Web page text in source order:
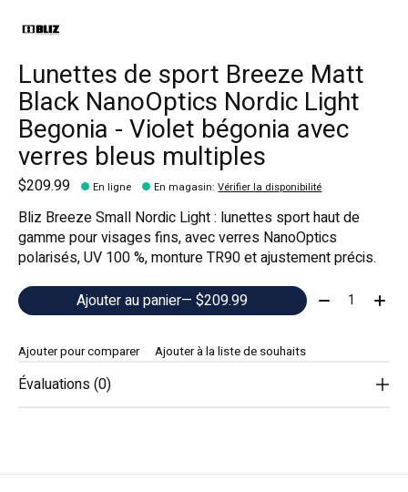
Lunettes de sport Breeze Matt
Black NanoOptics Nordic Light
Begonia - Violet bégonia avec
verres bleus multiples
$209.99 En ligne En magasin:Vérifier la disponibilité
Bliz Breeze Small Nordic Light : lunettes sport haut de
gamme pour visages fins, avec verres NanoOptics
polarisés, UV 100 %, monture TR90 et ajustement précis.
Ajouter au panier
— $209.99 Quantité:
Ajouter pour comparer Ajouter à la liste de souhaits
Évaluations (0)